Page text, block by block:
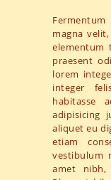
LINKS
SHOP
magna
elementum
praesent
lorem
integer
habitasse
adipisicing
aliquet eu
etiam
vestibulum
amet nibh,